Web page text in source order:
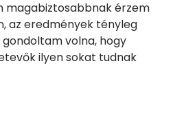
magabiztosabbnak érzem
az eredmények tényleg
volna, hogy
ilyen sokat tudnak